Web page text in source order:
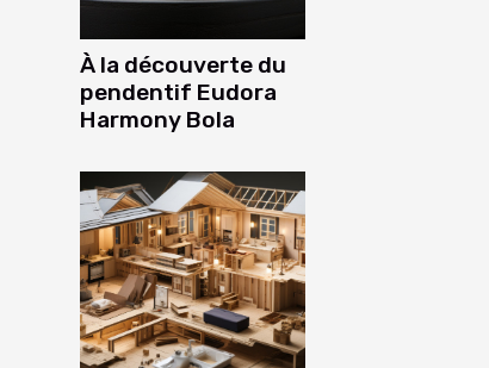
À la découverte du
pendentif Eudora
Harmony Bola